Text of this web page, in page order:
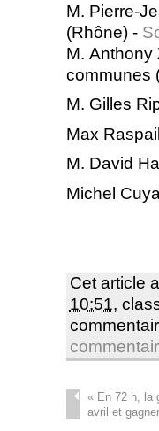
M. Pierre-
(Rhône) -
M. Anthony
communes
M. Gilles
Max
M. David
Michel
Cet article
10:51,
«En 72 h, la
avril et